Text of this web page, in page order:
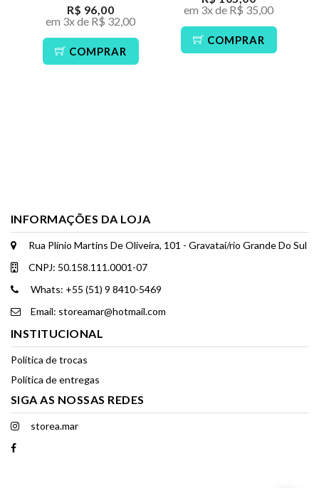
R$ 96,00
em 3x de R$ 32,00
COMPRAR
em 3x de R$ 35,00
COMPRAR
INFORMAÇÕES DA LOJA
Rua Plínio Martins De Oliveira, 101 - Gravataí/rio Grande Do Sul
CNPJ: 50.158.111.0001-07
Whats: +55 (51) 9 8410-5469
Email: storeamar@hotmail.com
INSTITUCIONAL
Política de trocas
Política de entregas
SIGA AS NOSSAS REDES
storea.mar